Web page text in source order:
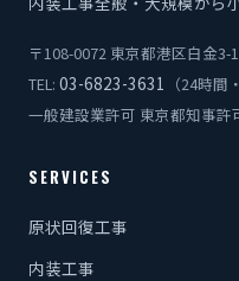
〒108-0072 東京都港区白金3-
TEL: 03-6823-3631
（24時間
一般建設業許可 東京都知事許
SERVICES
原状回復工事
内装工事